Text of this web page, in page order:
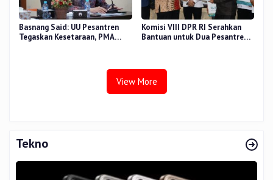
Basnang Said: UU Pesantren
Tegaskan Kesetaraan, PMA
Komisi VIII DPR RI Serahkan
Bantuan untuk Dua Pesantren
View More
Tekno